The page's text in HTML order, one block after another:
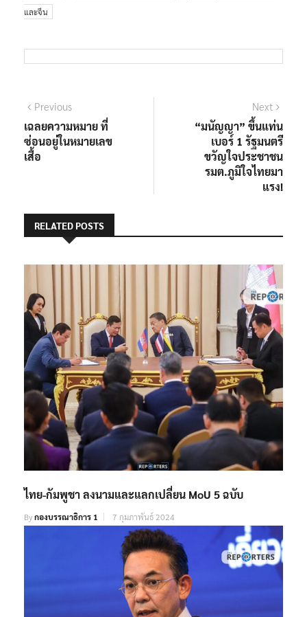
และจีน
Previous
เฉลยความหมาย ที่
ซ่อนอยู่ในหมายเลข
เสื้อ
Next
“มนัญญา” ขึ้นแท่น
เบอร์ 1 รัฐมนตรี
ขวัญใจประชาชน
รมต.ภูมิใจไทยมา
แรง!
RELATED POSTS
ไทย-กัมพูชา ลงนามและแลกเปลี่ยน MoU 5 ฉบับ
Byกองบรรณาธิการ 1 7 กุมภาพันธ์ 2024